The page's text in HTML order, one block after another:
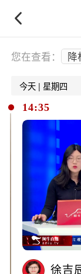
您在查看： 降
今天 | 星期四
14:35
徐吉